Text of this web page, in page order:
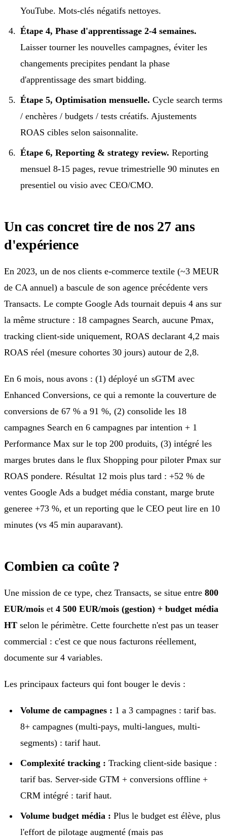
YouTube. Mots-clés négatifs nettoyes.
Étape 4, Phase d'apprentissage 2-4 semaines.
Laisser tourner les nouvelles campagnes, éviter les
changements precipites pendant la phase
d'apprentissage des smart bidding.
Étape 5, Optimisation mensuelle. Cycle search terms
/ enchères / budgets / tests créatifs. Ajustements
ROAS cibles selon saisonnalite.
Étape 6, Reporting & strategy review. Reporting
mensuel 8-15 pages, revue trimestrielle 90 minutes en
presentiel ou visio avec CEO/CMO.
Un cas concret tire de nos 27 ans
d'expérience
En 2023, un de nos clients e-commerce textile (~3 MEUR
de CA annuel) a bascule de son agence précédente vers
Transacts. Le compte Google Ads tournait depuis 4 ans sur
la même structure : 18 campagnes Search, aucune Pmax,
tracking client-side uniquement, ROAS declarant 4,2 mais
ROAS réel (mesure cohortes 30 jours) autour de 2,8.
En 6 mois, nous avons : (1) déployé un sGTM avec
Enhanced Conversions, ce qui a remonte la couverture de
conversions de 67 % a 91 %, (2) consolide les 18
campagnes Search en 6 campagnes par intention + 1
Performance Max sur le top 200 produits, (3) intégré les
marges brutes dans le flux Shopping pour piloter Pmax sur
ROAS pondere. Résultat 12 mois plus tard : +52 % de
ventes Google Ads a budget média constant, marge brute
generee +73 %, et un reporting que le CEO peut lire en 10
minutes (vs 45 min auparavant).
Combien ca coûte ?
Une mission de ce type, chez Transacts, se situe entre 800
EUR/mois et 4 500 EUR/mois (gestion) + budget média
HT selon le périmètre. Cette fourchette n'est pas un teaser
commercial : c'est ce que nous facturons réellement,
documente sur 4 variables.
Les principaux facteurs qui font bouger le devis :
Volume de campagnes : 1 a 3 campagnes : tarif bas.
8+ campagnes (multi-pays, multi-langues, multi-
segments) : tarif haut.
Complexité tracking : Tracking client-side basique :
tarif bas. Server-side GTM + conversions offline +
CRM intégré : tarif haut.
Volume budget média : Plus le budget est élève, plus
l'effort de pilotage augmenté (mais pas